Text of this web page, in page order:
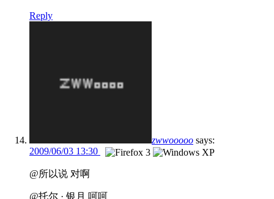
Reply
zwwooooo says:
2009/06/03 13:30
@所以说 对啊
@托尔 · 银月 呵呵